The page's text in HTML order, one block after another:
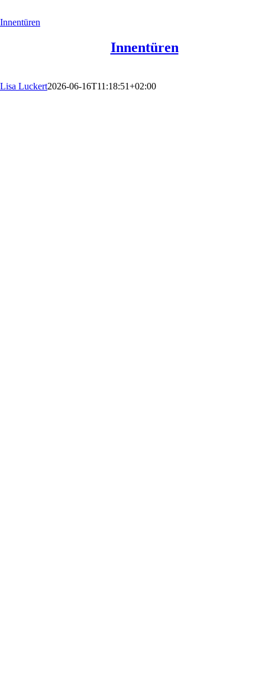
Innentüren
Innentüren
Lisa Luckert2026-06-16T11:18:51+02:00